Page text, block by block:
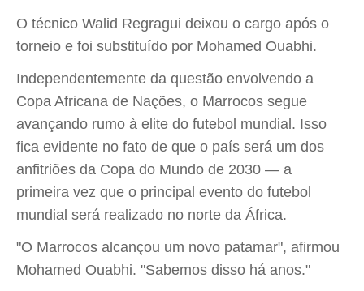
O técnico Walid Regragui deixou o cargo após o
torneio e foi substituído por Mohamed Ouabhi.
Independentemente da questão envolvendo a
Copa Africana de Nações, o Marrocos segue
avançando rumo à elite do futebol mundial. Isso
fica evidente no fato de que o país será um dos
anfitriões da Copa do Mundo de 2030 — a
primeira vez que o principal evento do futebol
mundial será realizado no norte da África.
"O Marrocos alcançou um novo patamar", afirmou
Mohamed Ouabhi. "Sabemos disso há anos."